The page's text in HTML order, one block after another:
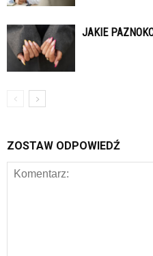
JAKIE
ZOSTAW ODPOWIEDŹ